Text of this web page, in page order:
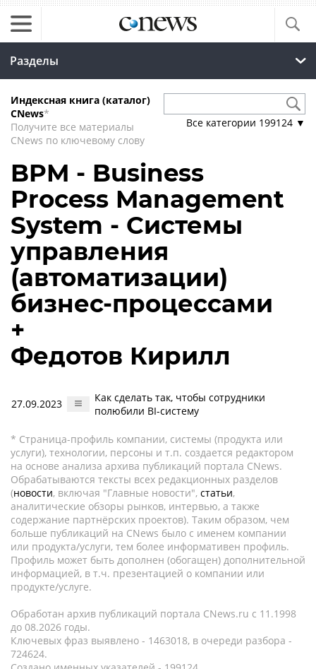
Разделы
Индексная книга (каталог)
CNews*
Получите все материалы
CNews по ключевому слову
Все категории 199124 ▼
BPM - Business
Process Management
System - Системы
управления
(автоматизации)
бизнес-процессами
+
Федотов Кирилл
27.09.2023
Как сделать так, чтобы сотрудники
полюбили BI-систему
* Страница-профиль компании, системы (продукта или
услуги), технологии, персоны и т.п. создается редактором
на основе анализа архива публикаций портала CNews.
Обрабатываются тексты всех редакционных разделов
(новости, включая "Главные новости", статьи,
аналитические обзоры рынков, интервью, а также
содержание партнёрских проектов). Таким образом, чем
больше публикаций на CNews было с именем компании
или продукта/услуги, тем более информативен профиль.
Профиль может быть дополнен (обогащен) дополнительной
информацией, в т.ч. презентацией о компании или
продукте/услуге.
Обработан архив публикаций портала CNews.ru c 11.1998
до 08.2026 годы.
Ключевых фраз выявлено - 1463018, в очереди разбора -
724624.